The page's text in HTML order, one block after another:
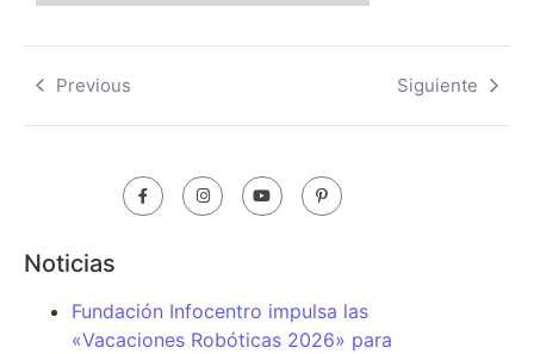
Previous Siguiente
Noticias
Fundación Infocentro impulsa las
«Vacaciones Robóticas 2026» para